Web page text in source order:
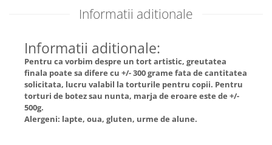
Informatii aditionale
Informatii aditionale:
Pentru ca vorbim despre un tort artistic, greutatea
finala poate sa difere cu +/- 300 grame fata de cantitatea
solicitata, lucru valabil la torturile pentru copii. Pentru
torturi de botez sau nunta, marja de eroare este de +/-
500g.
Alergeni: lapte, oua, gluten, urme de alune.